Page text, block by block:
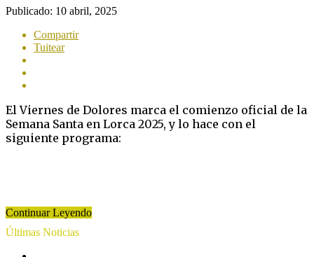
Publicado: 10 abril, 2025
Compartir
Tuitear
El Viernes de Dolores marca el comienzo oficial de la
Semana Santa en Lorca 2025, y lo hace con el
siguiente programa:
Continuar Leyendo
Últimas Noticias